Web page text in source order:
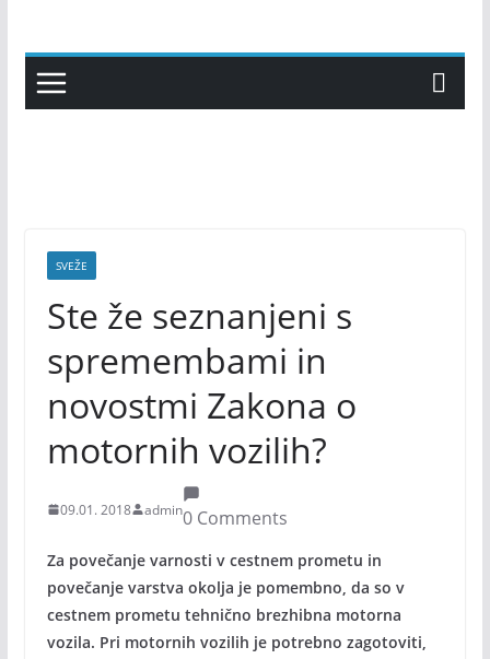
content
SVEŽE
Ste že seznanjeni s
spremembami in
novostmi Zakona o
motornih vozilih?
09.01. 2018 admin0 Comments
Za povečanje varnosti v cestnem prometu in
povečanje varstva okolja je pomembno, da so v
cestnem prometu tehnično brezhibna motorna
vozila. Pri motornih vozilih je potrebno zagotoviti,